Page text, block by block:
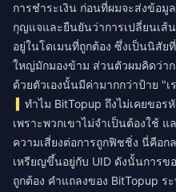
การชำระเงิน ก่อนที่ผมจะส่งข้อ
กุญแจและยืนยันว่าการเปลี่ยนเส้
อยู่ในโดเมนที่ถูกต้อง ซึ่งเป็นนิสัย
ใหญ่มักมองข้าม ส่วนตัวผมคิดว่
ด้วยตัวเองนั้นมีค่ามากกว่าป้าย "
ทำไม BitTopup ถึงไม่เคยขอ
เพราะพวกเขาไม่จำเป็นต้องใช้
ความเสี่ยงต่อการถูกฟิชชิ่ง นี่คือก
เหรียญขึ้นอยู่กับ UID ดังนั้นการข
ถูกต้อง คำแถลงของ BitTopup ร